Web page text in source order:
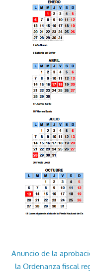
Anuncio de la
la Ordenanza fiscal